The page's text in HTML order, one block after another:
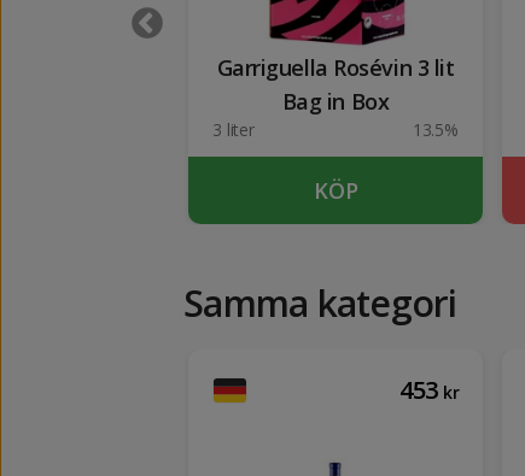
Garriguella Rosévin 3 lit
Bag in Box
3 liter 13.5%
KÖP
Samma kategori
453 kr